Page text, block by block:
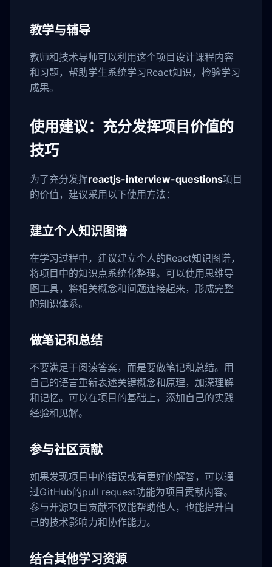
教学与辅导
教师和技术导师可以利用这个项目设计课程内容
和习题，帮助学生系统学习React知识，检验学习
成果。
使用建议：充分发挥项目价值的
技巧
为了充分发挥reactjs-interview-questions项目
的价值，建议采用以下使用方法：
建立个人知识图谱
在学习过程中，建议建立个人的React知识图谱，
将项目中的知识点系统化整理。可以使用思维导
图工具，将相关概念和问题连接起来，形成完整
的知识体系。
做笔记和总结
不要满足于阅读答案，而是要做笔记和总结。用
自己的语言重新表述关键概念和原理，加深理解
和记忆。可以在项目的基础上，添加自己的实践
经验和见解。
参与社区贡献
如果发现项目中的错误或有更好的解答，可以通
过GitHub的pull request功能为项目贡献内容。
参与开源项目贡献不仅能帮助他人，也能提升自
己的技术影响力和协作能力。
结合其他学习资源